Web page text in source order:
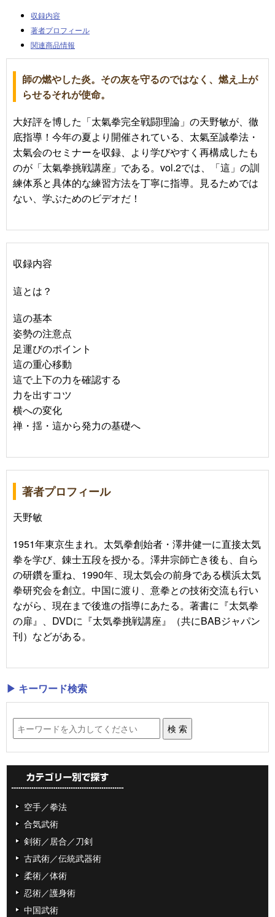
収録内容
著者プロフィール
関連商品情報
師の燃やした炎。その灰を守るのではなく、燃え上が
らせるそれが使命。
大好評を博した「太氣拳完全戦闘理論」の天野敏が、徹
底指導！今年の夏より開催されている、太氣至誠拳法・
太氣会のセミナーを収録、より学びやすく再構成したも
のが「太氣拳挑戦講座」である。vol.2では、「這」の訓
練体系と具体的な練習方法を丁寧に指導。見るためでは
ない、学ぶためのビデオだ！
収録内容
這とは？
這の基本
姿勢の注意点
足運びのポイント
這の重心移動
這で上下の力を確認する
力を出すコツ
横への変化
禅・揺・這から発力の基礎へ
著者プロフィール
天野敏
1951年東京生まれ。太気拳創始者・澤井健一に直接太気
拳を学び、錬士五段を授かる。澤井宗師亡き後も、自ら
の研鑽を重ね、1990年、現太気会の前身である横浜太気
拳研究会を創立。中国に渡り、意拳との技術交流も行い
ながら、現在まで後進の指導にあたる。著書に『太気拳
の扉』、DVDに『太気拳挑戦講座』（共にBABジャパン
刊）などがある。
▶ キーワード検索
空手／拳法
合気武術
剣術／居合／刀剣
古武術／伝統武器術
柔術／体術
忍術／護身術
中国武術